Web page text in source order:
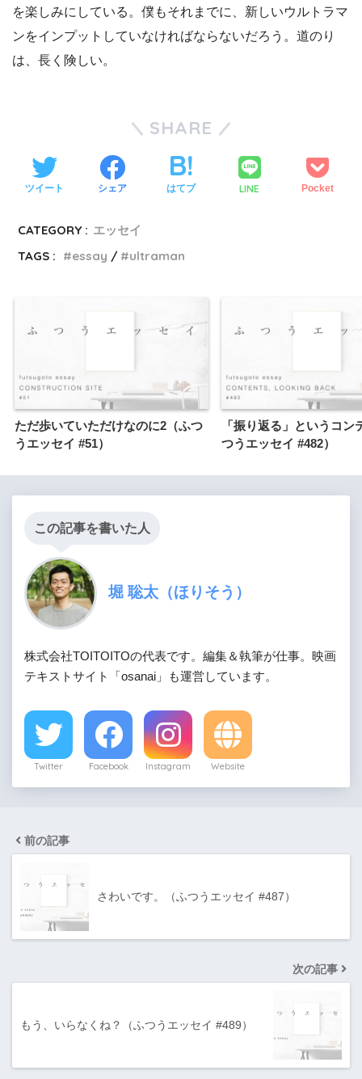
を楽しみにしている。僕もそれまでに、新しいウルトラマ
ンをインプットしていなければならないだろう。道のり
は、長く険しい。
SHARE
ツイート シェア はてブ LINE Pocket
CATEGORY : エッセイ
TAGS :
essay ultraman
ただ歩いていただけなのに2（ふつ
うエッセイ #51）
「振り返る」というコン
つうエッセイ #482）
この記事を書いた人
堀 聡太（ほりそう）
株式会社TOITOITOの代表です。編集＆執筆が仕事。映画
テキストサイト「osanai」も運営しています。
Twitter Facebook Instagram Website
前の記事
さわいです。（ふつうエッセイ #487）
次の記事
もう、いらなくね？（ふつうエッセイ #489）